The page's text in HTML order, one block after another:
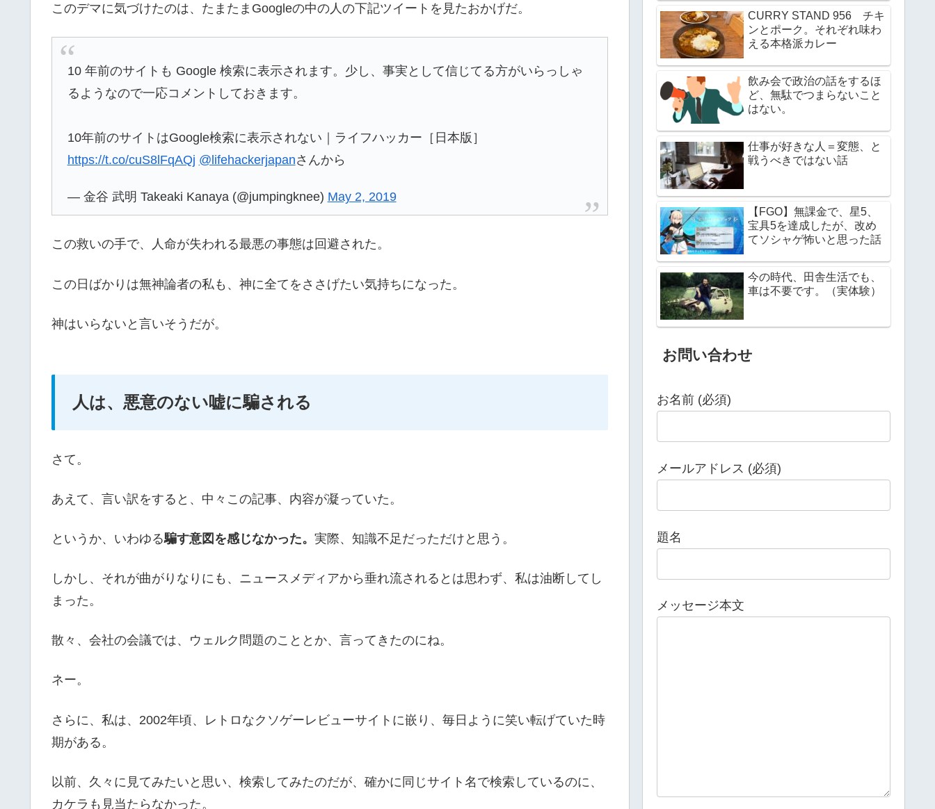
このデマに気づけたのは、たまたまGoogleの中の人の下記ツイートを見たおかげだ。
10 年前のサイトも Google 検索に表示されます。少し、事実として信じてる方がいらっしゃ
るようなので一応コメントしておきます。
10年前のサイトはGoogle検索に表示されない｜ライフハッカー［日本版］
https://t.co/cuS8lFqAQj @lifehackerjapanさんから
— 金谷 武明 Takeaki Kanaya (@jumpingknee) May 2, 2019
この救いの手で、人命が失われる最悪の事態は回避された。
この日ばかりは無神論者の私も、神に全てをささげたい気持ちになった。
神はいらないと言いそうだが。
人は、悪意のない嘘に騙される
さて。
あえて、言い訳をすると、中々この記事、内容が凝っていた。
というか、いわゆる騙す意図を感じなかった。 実際、知識不足だっただけと思う。
しかし、それが曲がりなりにも、ニュースメディアから垂れ流されるとは思わず、私は油断してし
まった。
散々、会社の会議では、ウェルク問題のこととか、言ってきたのにね。
ネー。
さらに、私は、2002年頃、レトロなクソゲーレビューサイトに嵌り、毎日ように笑い転げていた時
期がある。
以前、久々に見てみたいと思い、検索してみたのだが、確かに同じサイト名で検索しているのに、
カケラも見当たらなかった。
CURRY STAND 956 チキ
ンとポーク。それぞれ味わ
える本格派カレー
飲み会で政治の話をするほ
ど、無駄でつまらないこと
はない。
仕事が好きな人＝変態、と
戦うべきではない話
【FGO】無課金で、星5、
宝具5を達成したが、改め
てソシャゲ怖いと思った話
今の時代、田舎生活でも、
車は不要です。（実体験）
お問い合わせ
お名前 (必須)
メールアドレス (必須)
題名
メッセージ本文